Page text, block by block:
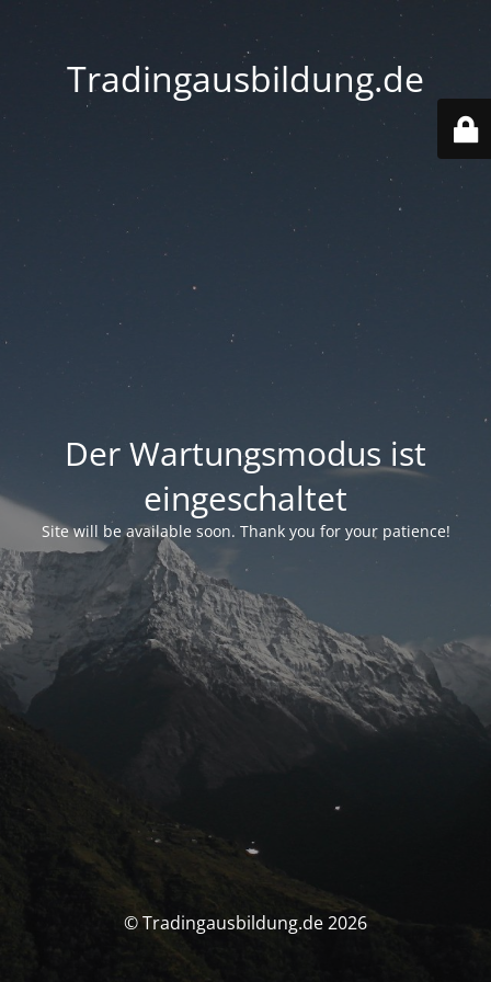
Tradingausbildung.de
Der Wartungsmodus ist
eingeschaltet
Site will be available soon. Thank you for your patience!
© Tradingausbildung.de 2026